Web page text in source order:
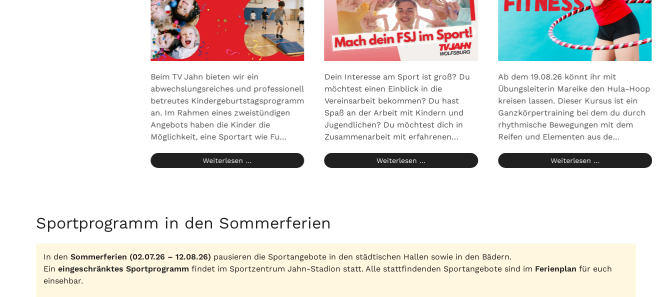
Ab dem 19.08.26 könnt ihr mit
Übungsleiterin Mareike den Hula-Hoop
kreisen lassen. Dieser Kursus ist ein
Ganzkörpertraining bei dem du durch
rhythmische Bewegungen mit dem
Reifen und Elementen aus de…
Weiterlesen ...
Beim TV Jahn bieten wir ein
abwechslungsreiches und professionell
betreutes Kindergeburtstagsprogramm
an. Im Rahmen eines zweistündigen
Angebots haben die Kinder die
Möglichkeit, eine Sportart wie Fu…
Weiterlesen ...
Dein Interesse am Sport ist groß? Du
möchtest einen Einblick in die
Vereinsarbeit bekommen? Du hast
Spaß an der Arbeit mit Kindern und
Jugendlichen? Du möchtest dich in
Zusammenarbeit mit erfahrenen…
Weiterlesen ...
Sportprogramm in den Sommerferien
In den Sommerferien (02.07.26 – 12.08.26) pausieren die Sportangebote in den städtischen Hallen sowie in den Bädern.
Ein eingeschränktes Sportprogramm findet im Sportzentrum Jahn-Stadion statt. Alle stattfindenden Sportangebote sind im Ferienplan für euch
einsehbar.